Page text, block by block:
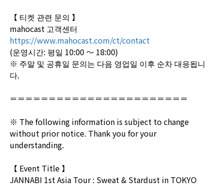
【 티켓 관련 문의 】
mahocast 고객센터
https://www.mahocast.com/ct/contact
(운영시간: 평일 10:00 ～ 18:00)
※ 주말 및 공휴일 문의는 다음 영업일 이후 순차 대응됩니
다.
＝＝＝＝＝＝＝＝＝＝＝＝＝＝＝＝＝＝＝＝＝＝＝
※ The following information is subject to change
without prior notice. Thank you for your
understanding.
【 Event Title 】
JANNABI 1st Asia Tour : Sweat & Stardust in TOKYO